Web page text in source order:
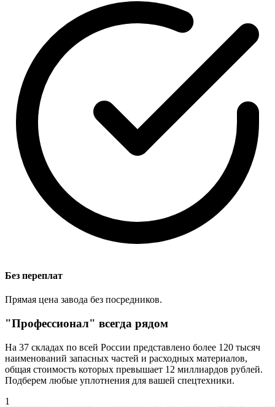
Без переплат
Прямая цена завода без посредников.
"Профессионал" всегда рядом
На 37 складах по всей России представлено более 120 тысяч
наименований запасных частей и расходных материалов,
общая стоимость которых превышает 12 миллиардов рублей.
Подберем любые уплотнения для вашей спецтехники.
1